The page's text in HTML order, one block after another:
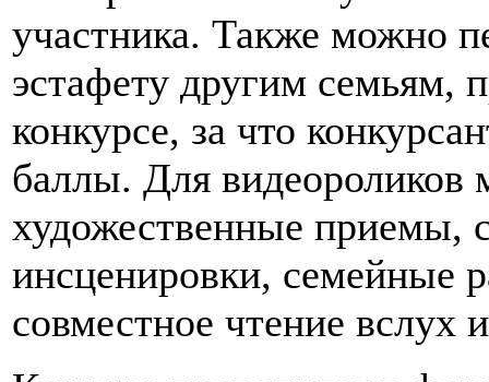
участника. Также можно
эстафету другим семьям,
конкурсе, за что
баллы. Для видеороликов
художественные приемы,
инсценировки, семейные
совместное чтение вслух